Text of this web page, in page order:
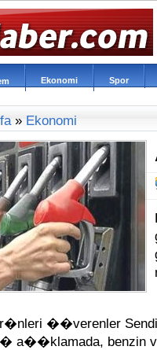
Ekonomi Spor
» Ekonomi
��verenler
a��klamada, benzin